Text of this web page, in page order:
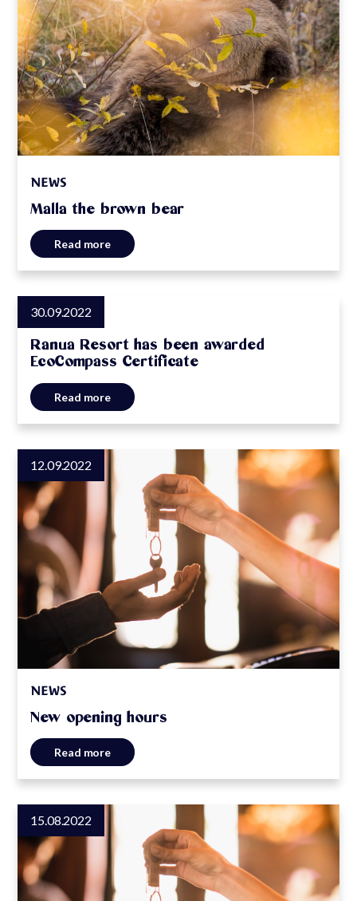
NEWS
Malla the brown bear
Read more
30.09.2022
NEWS
Ranua Resort has been awarded
EcoCompass Certificate
Read more
12.09.2022
NEWS
New opening hours
Read more
15.08.2022